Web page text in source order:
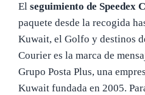
El seguimiento de Speedex
paquete desde la recogida
Kuwait, el Golfo y destinos
Courier es la marca de
Grupo Posta Plus, una
Kuwait fundada en 2005.